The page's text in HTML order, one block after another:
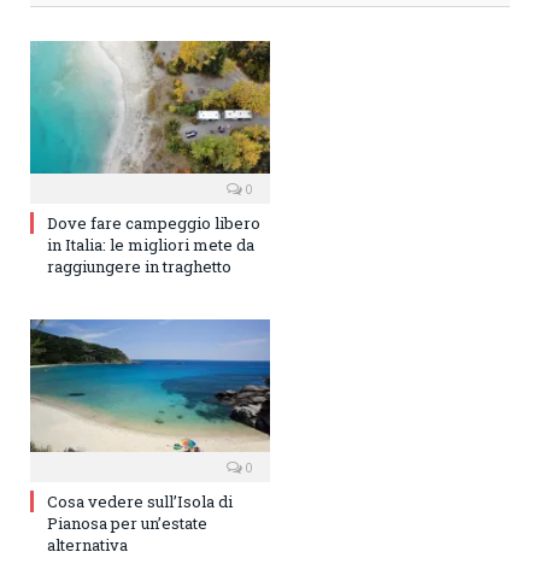
0
Dove fare campeggio libero
in Italia: le migliori mete da
raggiungere in traghetto
0
Cosa vedere sull’Isola di
Pianosa per un’estate
alternativa